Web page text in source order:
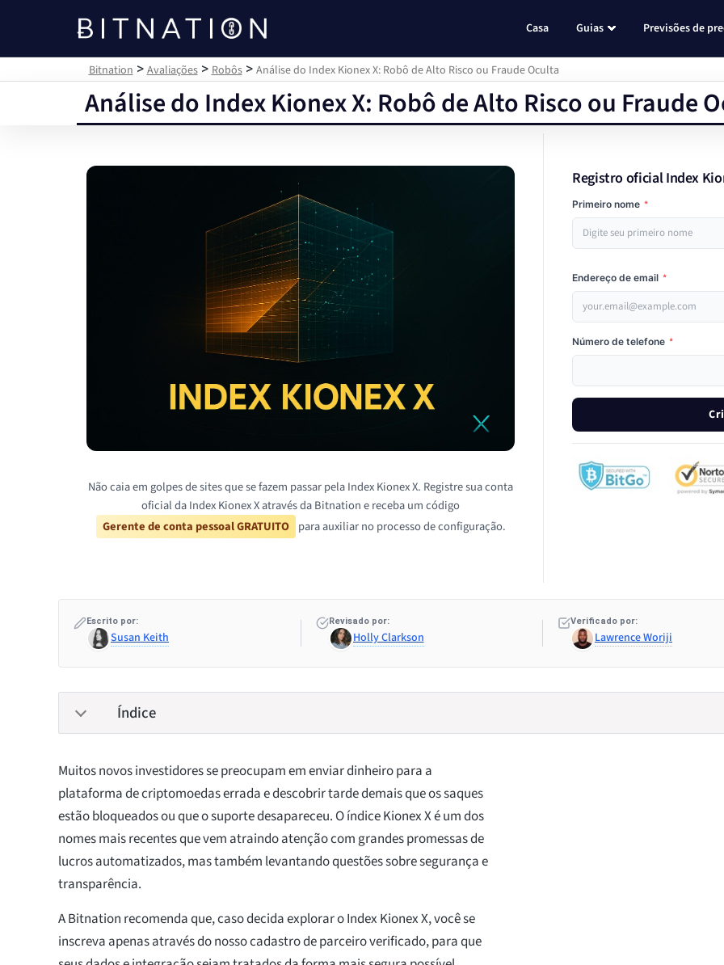
Bitnation
Casa Guias Previsões de
Bitnation >Avaliações>Robôs> Análise do Index Kionex X: Robô de Alto Risco ou Fraude Oculta
Análise do Index Kionex X: Robô de Alto Risco ou Fraude
Não caia em golpes de sites que se fazem passar pela Index Kionex X. Registre sua conta
oficial da Index Kionex X através da Bitnation e receba um código
Gerente de conta pessoal GRATUITO para auxiliar no processo de configuração.
Registro oficial Index
Primeiro nome *
Endereço de email *
Número de telefone *
Escrito por:
Susan Keith
Revisado por:
Holly Clarkson
Verificado por:
Lawrence Woriji
Índice
Muitos novos investidores se preocupam em enviar dinheiro para a
plataforma de criptomoedas errada e descobrir tarde demais que os saques
estão bloqueados ou que o suporte desapareceu. O índice Kionex X é um dos
nomes mais recentes que vem atraindo atenção com grandes promessas de
lucros automatizados, mas também levantando questões sobre segurança e
transparência.
A Bitnation recomenda que, caso decida explorar o Index Kionex X, você se
inscreva apenas através do nosso cadastro de parceiro verificado, para que